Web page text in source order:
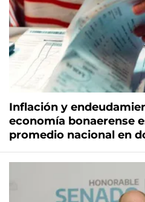
Inflación y
economía bonaerense
promedio nacional en